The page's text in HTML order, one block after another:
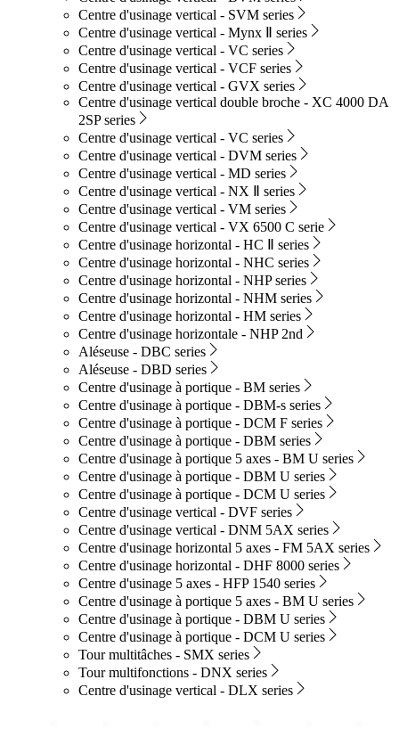
Centre d'usinage vertical - SVM series
Centre d'usinage vertical - Mynx Ⅱ series
Centre d'usinage vertical - VC series
Centre d'usinage vertical - VCF series
Centre d'usinage vertical - GVX series
Centre d'usinage vertical double broche - XC 4000 DA
2SP series
Centre d'usinage vertical - VC series
Centre d'usinage vertical - DVM series
Centre d'usinage vertical - MD series
Centre d'usinage vertical - NX Ⅱ series
Centre d'usinage vertical - VM series
Centre d'usinage vertical - VX 6500 C serie
Centre d'usinage horizontal - HC Ⅱ series
Centre d'usinage horizontal - NHC series
Centre d'usinage horizontal - NHP series
Centre d'usinage horizontal - NHM series
Centre d'usinage horizontal - HM series
Centre d'usinage horizontale - NHP 2nd
Aléseuse - DBC series
Aléseuse - DBD series
Centre d'usinage à portique - BM series
Centre d'usinage à portique - DBM-s series
Centre d'usinage à portique - DCM F series
Centre d'usinage à portique - DBM series
Centre d'usinage à portique 5 axes - BM U series
Centre d'usinage à portique - DBM U series
Centre d'usinage à portique - DCM U series
Centre d'usinage vertical - DVF series
Centre d'usinage vertical - DNM 5AX series
Centre d'usinage horizontal 5 axes - FM 5AX series
Centre d'usinage horizontal - DHF 8000 series
Centre d'usinage 5 axes - HFP 1540 series
Centre d'usinage à portique 5 axes - BM U series
Centre d'usinage à portique - DBM U series
Centre d'usinage à portique - DCM U series
Tour multitâches - SMX series
Tour multifonctions - DNX series
Centre d'usinage vertical - DLX series